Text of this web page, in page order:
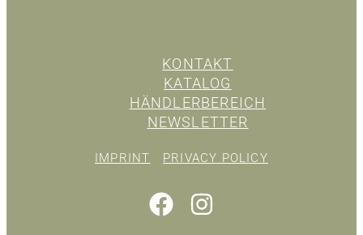
KONTAKT
KATALOG
HÄNDLERBEREICH
NEWSLETTER
IMPRINT PRIVACY POLICY